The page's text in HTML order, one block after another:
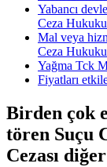
Yabancı
Ceza
Mal veya
Ceza
Yağma Tck
Fiyatları
Birden çok
tören Suçu
Cezası